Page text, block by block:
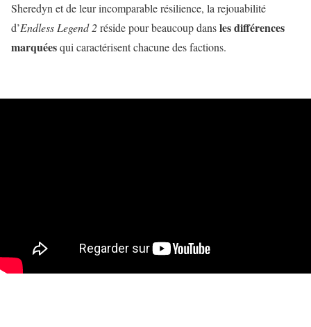
Sheredyn et de leur incomparable résilience, la rejouabilité
d’Endless Legend 2réside pour beaucoup dansles différences
marquéesqui caractérisent chacune des factions.